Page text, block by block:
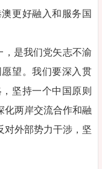
更好融入和服务国
是我们党矢志不渝
望。我们要深入贯
坚持一个中国原则
化两岸交流合作和融
对外部势力干涉，坚